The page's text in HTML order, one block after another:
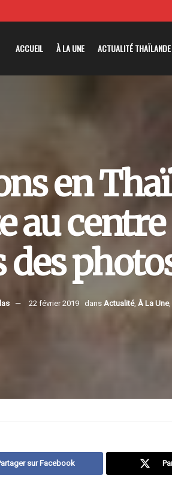
ACCUEIL À LA UNE ACTUALITÉ THAÏLANDE
en
au
des
22 février 2019 dans Actualité, À La Une,
sur Facebook